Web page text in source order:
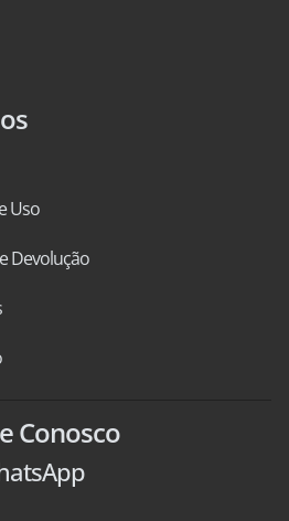
Uso
Devolução
Conosco